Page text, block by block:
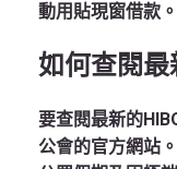
動用貼現窗借款。
如何查閱最
要查閱最新的
公會的官方網站。